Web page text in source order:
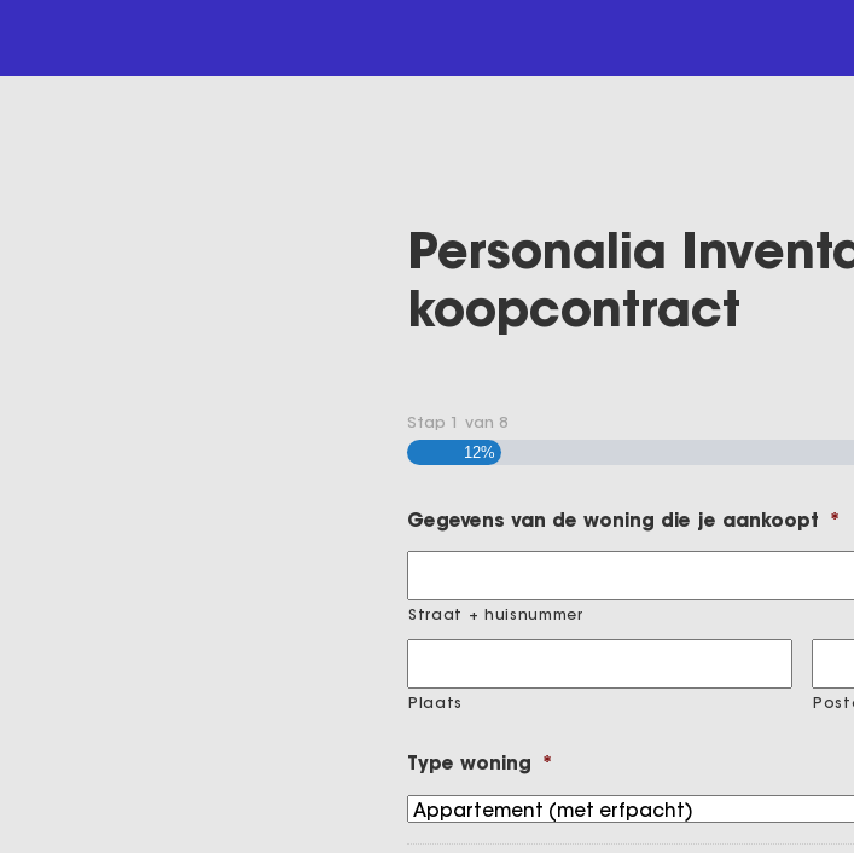
Personalia
koopcontract
Stap 1 van 8
12%
Gegevens van de woning die je aankoopt *
Straat + huisnummer
Plaats
Type woning *